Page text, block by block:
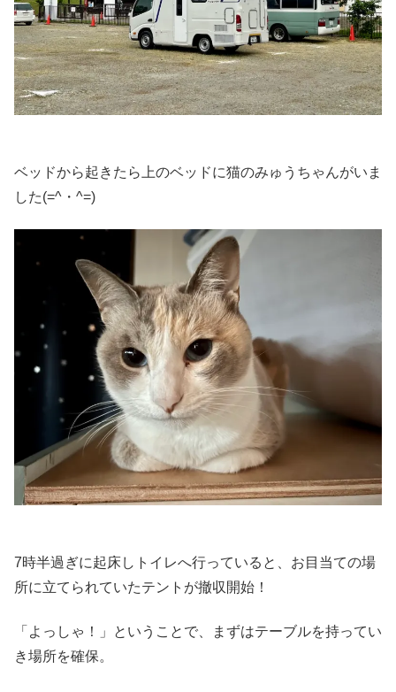
ベッドから起きたら上のベッドに猫のみゅうちゃんがいま
した(=^・^=)
7時半過ぎに起床しトイレへ行っていると、お目当ての場
所に立てられていたテントが撤収開始！
「よっしゃ！」ということで、まずはテーブルを持ってい
き場所を確保。